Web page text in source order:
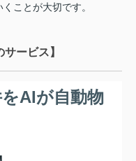
ことが大切です。
ービス】
AIが自動物